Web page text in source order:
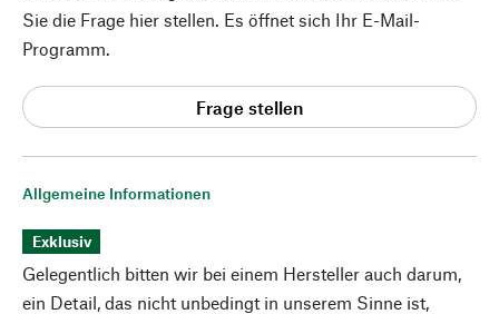
Allgemeine Informationen
Exklusiv
Gelegentlich bitten wir bei einem Hersteller auch darum,
ein Detail, das nicht unbedingt in unserem Sinne ist,
Sie die Frage hier stellen. Es öffnet sich Ihr E-Mail-
Programm.
Frage stellen